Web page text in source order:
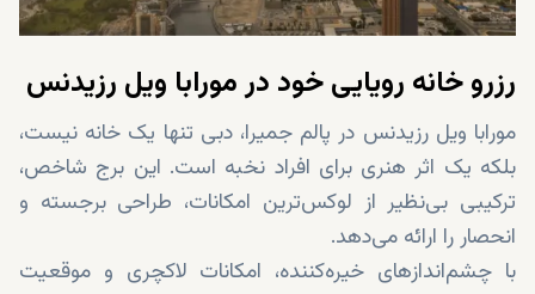
رزرو خانه رویایی خود در مورابا ویل رزیدنس
مورابا ویل رزیدنس در پالم جمیرا، دبی تنها یک خانه نیست،
بلکه یک اثر هنری برای افراد نخبه است. این برج شاخص،
ترکیبی بی‌نظیر از لوکس‌ترین امکانات، طراحی برجسته و
انحصار را ارائه می‌دهد.
با چشم‌اندازهای خیره‌کننده، امکانات لاکچری و موقعیت